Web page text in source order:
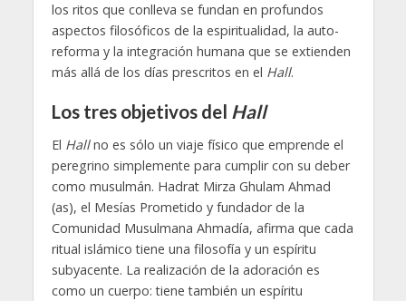
los ritos que conlleva se fundan en profundos
aspectos filosóficos de la espiritualidad, la auto-
reforma y la integración humana que se extienden
más allá de los días prescritos en el Hall.
Los tres objetivos del Hall
El Hallno es sólo un viaje físico que emprende el
peregrino simplemente para cumplir con su deber
como musulmán. Hadrat Mirza Ghulam Ahmad
(as), el Mesías Prometido y fundador de la
Comunidad Musulmana Ahmadía, afirma que cada
ritual islámico tiene una filosofía y un espíritu
subyacente. La realización de la adoración es
como un cuerpo: tiene también un espíritu